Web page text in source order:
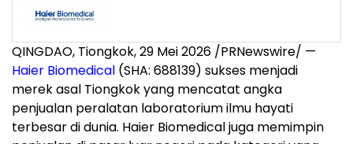
QINGDAO, Tiongkok, 29 Mei 2026 /PRNewswire/ —
Haier Biomedical (SHA: 688139) sukses menjadi
merek asal Tiongkok yang mencatat angka
penjualan peralatan laboratorium ilmu hayati
terbesar di dunia. Haier Biomedical juga memimpin